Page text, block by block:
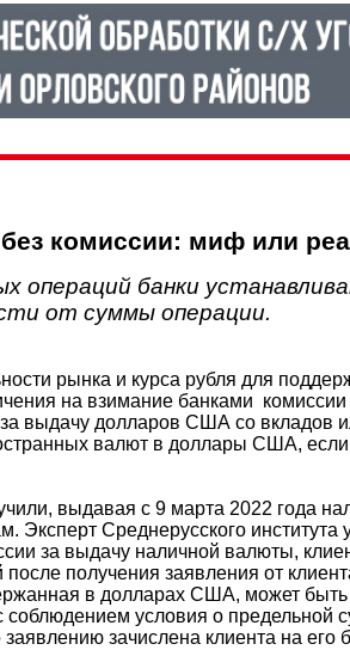
комиссии: миф или
операций банки
от суммы операции.
рынка и курса рубля для
на взимание банками
выдачу долларов США со вкладов
валют в доллары США,
выдавая с 9 марта 2022 года
Эксперт Среднерусского
за выдачу наличной валюты,
после получения заявления от
в долларах США, может
условия о предельной
зачислена клиента на его